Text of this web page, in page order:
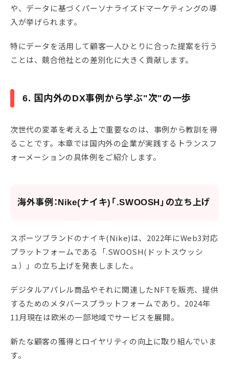
や、データに基づくパーソナライズドマーケティングの導
入が挙げられます。
特にデータを活用して顧客一人ひとりに合った提案を行う
ことは、競合他社との差別化に大きく貢献します。
6. 国内外のDX事例から学ぶ"次"の一歩
次世代の変革を考える上で重要なのは、事例から教訓を得
ることです。本章では国内外の企業が実践するトランスフ
ォーメーションの具体例をご紹介します。
海外事例：Nike(ナイキ)「.SWOOSH」の立ち上げ
スポーツブランドのナイキ(Nike)は、2022年にWeb3対応
プラットフォームである「.SWOOSH(ドットスウッシ
ュ）」の立ち上げを発表しました。
デジタルアパレル商品やそれに関連したNFTを販売、提供
するためのメタバースプラットフォームであり、2024年
11月現在は欧米の一部地域でサービスを展開。
新たな顧客の獲得とロイヤリティの向上に取り組んでいま
す。